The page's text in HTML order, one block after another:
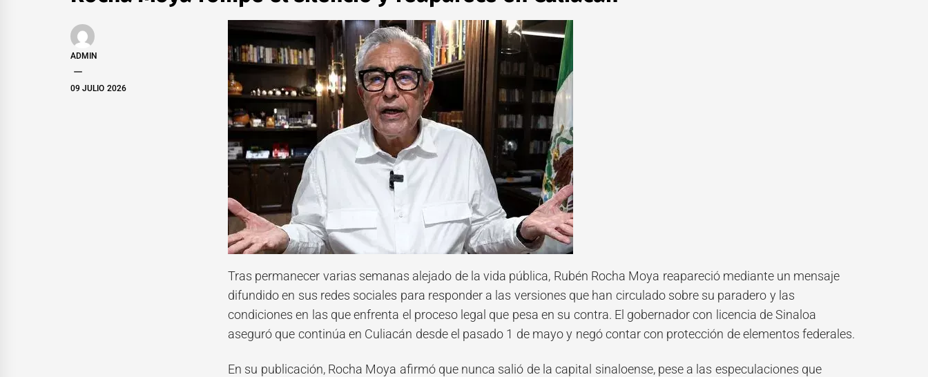
ADMIN
09 JULIO 2026
Tras permanecer varias semanas alejado de la vida pública, Rubén Rocha Moya reapareció mediante un mensaje
difundido en sus redes sociales para responder a las versiones que han circulado sobre su paradero y las
condiciones en las que enfrenta el proceso legal que pesa en su contra. El gobernador con licencia de Sinaloa
aseguró que continúa en Culiacán desde el pasado 1 de mayo y negó contar con protección de elementos federales.
En su publicación, Rocha Moya afirmó que nunca salió de la capital sinaloense, pese a las especulaciones que